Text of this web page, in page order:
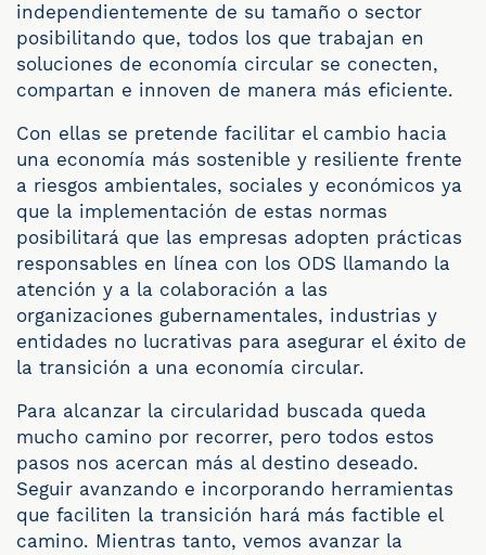
independientemente de su tamaño o sector
posibilitando que, todos los que trabajan en
soluciones de economía circular se conecten,
compartan e innoven de manera más eficiente.
Con ellas se pretende facilitar el cambio hacia
una economía más sostenible y resiliente frente
a riesgos ambientales, sociales y económicos ya
que la implementación de estas normas
posibilitará que las empresas adopten prácticas
responsables en línea con los ODS llamando la
atención y a la colaboración a las
organizaciones gubernamentales, industrias y
entidades no lucrativas para asegurar el éxito de
la transición a una economía circular.
Para alcanzar la circularidad buscada queda
mucho camino por recorrer, pero todos estos
pasos nos acercan más al destino deseado.
Seguir avanzando e incorporando herramientas
que faciliten la transición hará más factible el
camino. Mientras tanto, vemos avanzar la